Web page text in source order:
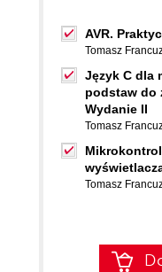
AVR.
Tomasz
Język C dla
podstaw do
Wydanie II
Tomasz
Tomasz